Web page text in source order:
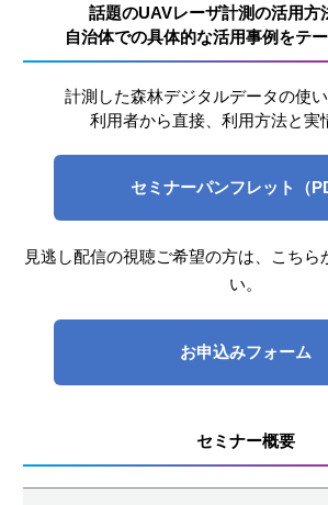
話題のUAVレーザ計測の活用方
自治体での具体的な活用事例をテ
計測した森林デジタルデータの使い
利用者から直接、利用方法と実
セミナーパンフレット（
見逃し配信の視聴ご希望の方は、こちら
い。
お申込みフォーム
セミナー概要